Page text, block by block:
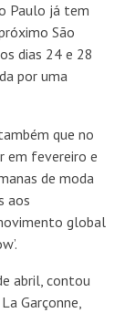
Paulo já tem
São
dias 24 e 28
por uma
que no
em fevereiro e
de moda
aos
global
abril, contou
Garçonne,